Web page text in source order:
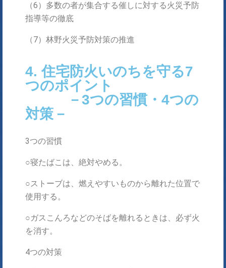
（6）多数の者が集合する催しに対する火災予防
指導等の徹底
（7）林野火災予防対策の推進
4. 住宅防火いのちを守る7
つのポイント
－3つの習慣・4つの
対策－
3つの習慣
○寝たばこは、絶対やめる。
○ストーブは、燃えやすいものから離れた位置で
使用する。
○ガスこんろなどのそばを離れるときは、必ず火
を消す。
4つの対策